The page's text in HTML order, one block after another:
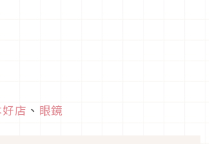
店 、 眼鏡